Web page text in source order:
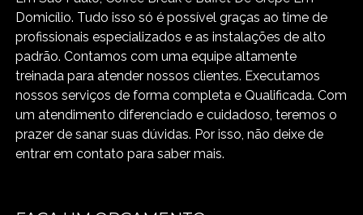
Domicílio. Tudo isso só é possível graças ao time de
profissionais especializados e as instalações de alto
padrão. Contamos com uma equipe altamente
treinada para atender nossos clientes. Executamos
nossos serviços de forma completa e Qualificada. Com
um atendimento diferenciado e cuidadoso, teremos o
prazer de sanar suas dúvidas. Por isso, não deixe de
entrar em contato para saber mais.